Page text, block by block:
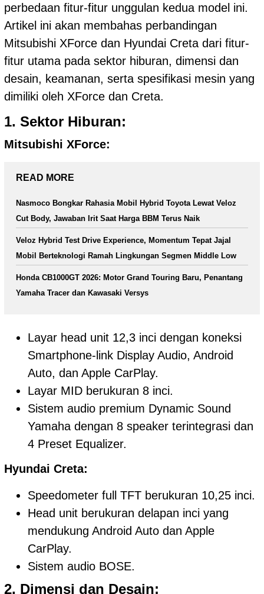
perbedaan fitur-fitur unggulan kedua model ini.
Artikel ini akan membahas perbandingan
Mitsubishi XForce dan Hyundai Creta dari fitur-
fitur utama pada sektor hiburan, dimensi dan
desain, keamanan, serta spesifikasi mesin yang
dimiliki oleh XForce dan Creta.
1. Sektor Hiburan:
Mitsubishi XForce:
READ MORE
Nasmoco Bongkar Rahasia Mobil Hybrid Toyota Lewat Veloz
Cut Body, Jawaban Irit Saat Harga BBM Terus Naik
Veloz Hybrid Test Drive Experience, Momentum Tepat Jajal
Mobil Berteknologi Ramah Lingkungan Segmen Middle Low
Honda CB1000GT 2026: Motor Grand Touring Baru, Penantang
Yamaha Tracer dan Kawasaki Versys
Layar head unit 12,3 inci dengan koneksi
Smartphone-link Display Audio, Android
Auto, dan Apple CarPlay.
Layar MID berukuran 8 inci.
Sistem audio premium Dynamic Sound
Yamaha dengan 8 speaker terintegrasi dan
4 Preset Equalizer.
Hyundai Creta:
Speedometer full TFT berukuran 10,25 inci.
Head unit berukuran delapan inci yang
mendukung Android Auto dan Apple
CarPlay.
Sistem audio BOSE.
2. Dimensi dan Desain: